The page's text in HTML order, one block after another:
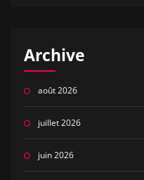
Archive
août 2026
juillet 2026
juin 2026